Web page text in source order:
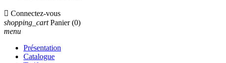
 Connectez-vous
shopping_cart Panier (0)
menu
Présentation
Catalogue